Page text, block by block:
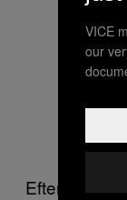
Efter 11.
VICE
our